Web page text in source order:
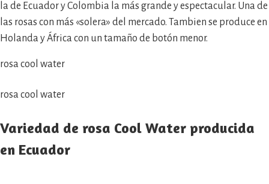
la de Ecuador y Colombia la más grande y espectacular. Una de
las rosas con más «solera» del mercado. Tambien se produce en
Holanda y África con un tamaño de botón menor.
rosa cool water
rosa cool water
Variedad de rosa Cool Water producida
en Ecuador